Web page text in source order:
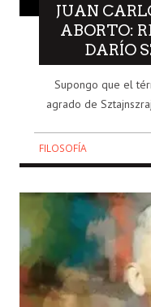
JUAN
ABORTO:
DARÍO
Supongo que el
agrado de
FILOSOFÍA